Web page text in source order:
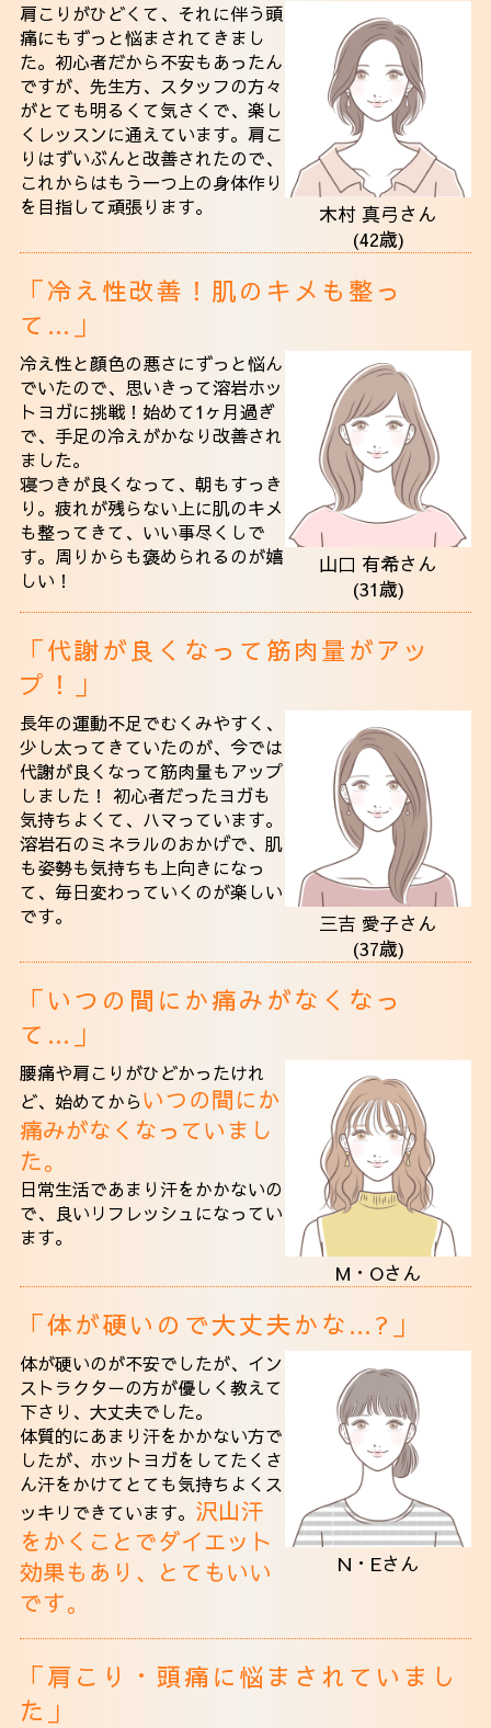
木村 真弓さん
(42歳)
肩こりがひどくて、それに伴う頭
痛にもずっと悩まされてきまし
た。初心者だから不安もあったん
ですが、先生方、スタッフの方々
がとても明るくて気さくで、楽し
くレッスンに通えています。肩こ
りはずいぶんと改善されたので、
これからはもう一つ上の身体作り
を目指して頑張ります。
「冷え性改善！肌のキメも整っ
て…」
山口 有希さん
(31歳)
冷え性と顔色の悪さにずっと悩ん
でいたので、思いきって溶岩ホッ
トヨガに挑戦！始めて1ヶ月過ぎ
で、手足の冷えがかなり改善され
ました。
寝つきが良くなって、朝もすっき
り。疲れが残らない上に肌のキメ
も整ってきて、いい事尽くしで
す。周りからも褒められるのが嬉
しい！
「代謝が良くなって筋肉量がアッ
プ！」
三吉 愛子さん
(37歳)
長年の運動不足でむくみやすく、
少し太ってきていたのが、今では
代謝が良くなって筋肉量もアップ
しました！ 初心者だったヨガも
気持ちよくて、ハマっています。
溶岩石のミネラルのおかげで、肌
も姿勢も気持ちも上向きになっ
て、毎日変わっていくのが楽しい
です。
「いつの間にか痛みがなくなっ
て…」
M・Oさん
腰痛や肩こりがひどかったけれ
ど、始めてからいつの間にか
痛みがなくなっていまし
た。
日常生活であまり汗をかかないの
で、良いリフレッシュになってい
ます。
「体が硬いので大丈夫かな…?」
N・Eさん
体が硬いのが不安でしたが、イン
ストラクターの方が優しく教えて
下さり、大丈夫でした。
体質的にあまり汗をかかない方で
したが、ホットヨガをしてたくさ
ん汗をかけてとても気持ちよくス
ッキリできています。 沢山汗
をかくことでダイエット
効果もあり、とてもいい
です。
「肩こり・頭痛に悩まされていまし
た」